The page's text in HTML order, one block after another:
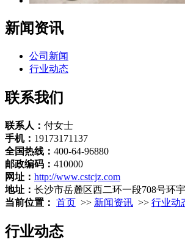
新闻资讯
公司新闻
行业动态
联系我们
联系人： 付女士
手机： 19173171137
全国热线： 400-64-96880
邮政编码： 410000
网址： http://www.cstcjz.com
地址： 长沙市岳麓区西二环一段708号环
当前位置： 首页 >> 新闻资讯 >> 行业动
行业动态